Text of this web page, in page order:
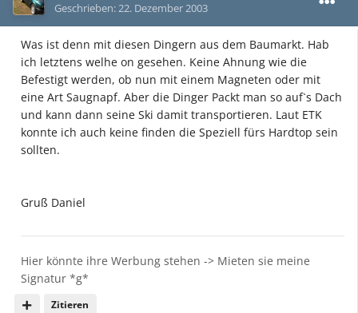
Geschrieben:22. Dezember 2003
Was ist denn mit diesen Dingern aus dem Baumarkt. Hab
ich letztens welhe on gesehen. Keine Ahnung wie die
Befestigt werden, ob nun mit einem Magneten oder mit
eine Art Saugnapf. Aber die Dinger Packt man so auf`s Dach
und kann dann seine Ski damit transportieren. Laut ETK
konnte ich auch keine finden die Speziell fürs Hardtop sein
sollten.
Gruß Daniel
Zitieren
Hier könnte ihre Werbung stehen -> Mieten sie meine
Signatur *g*